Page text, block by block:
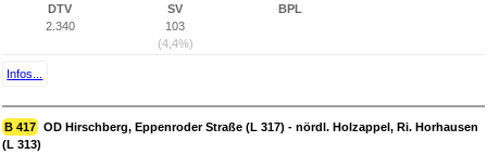
DTV
2.340
SV
103
(4,4%)
BPL
Infos...
B 417 OD Hirschberg, Eppenroder Straße (L 317) - nördl. Holzappel, Ri. Horhausen
(L 313)